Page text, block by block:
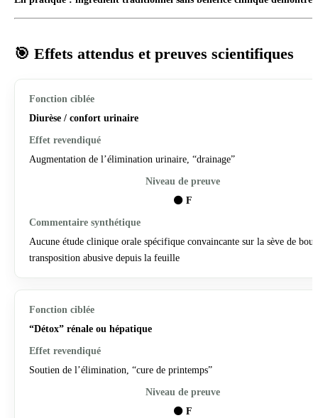
🎯 Effets attendus et preuves scientifiques
Diurèse / confort urinaire
Augmentation de l’élimination urinaire, “drainage”
⚫ F
Aucune étude clinique orale spécifique convaincante sur la sève de
transposition abusive depuis la feuille
“Détox” rénale ou hépatique
Soutien de l’élimination, “cure de printemps”
⚫ F